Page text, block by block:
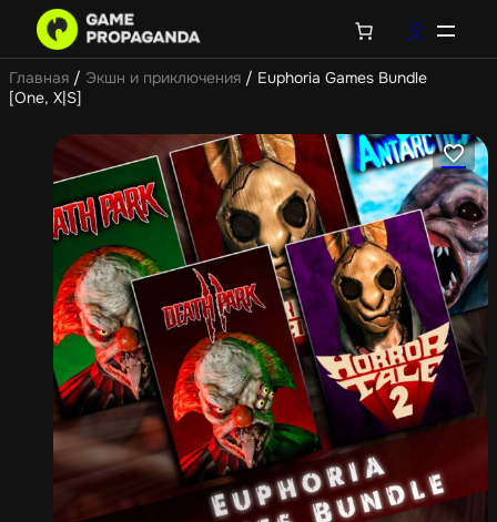
Главная / Экшн и приключения / Euphoria Games Bundle
[One, X|S]